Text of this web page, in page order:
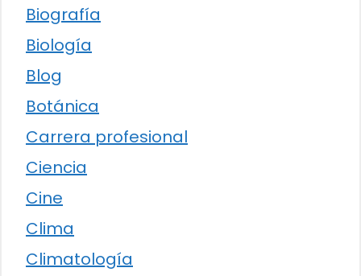
Biografía
Biología
Blog
Botánica
Carrera profesional
Ciencia
Cine
Clima
Climatología